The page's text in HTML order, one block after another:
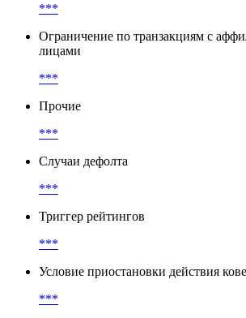
***
Ограничение по транзакциям с
лицами
***
Прочие
***
Случаи дефолта
***
Триггер рейтингов
***
Условие приостановки действия
***